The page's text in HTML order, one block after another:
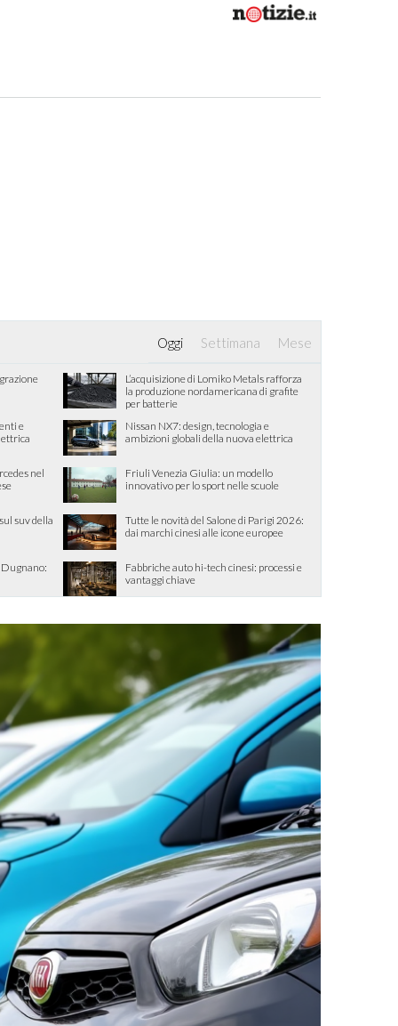
Oggi Settimana Mese
L’acquisizione di Lomiko Metals rafforza
la produzione nordamericana di grafite
per batterie
e
Nissan NX7: design, tecnologia e
ambizioni globali della nuova elettrica
nel
Friuli Venezia Giulia: un modello
innovativo per lo sport nelle scuole
suv della
Tutte le novità del Salone di Parigi 2026:
dai marchi cinesi alle icone europee
Fabbriche auto hi-tech cinesi: processi e
vantaggi chiave